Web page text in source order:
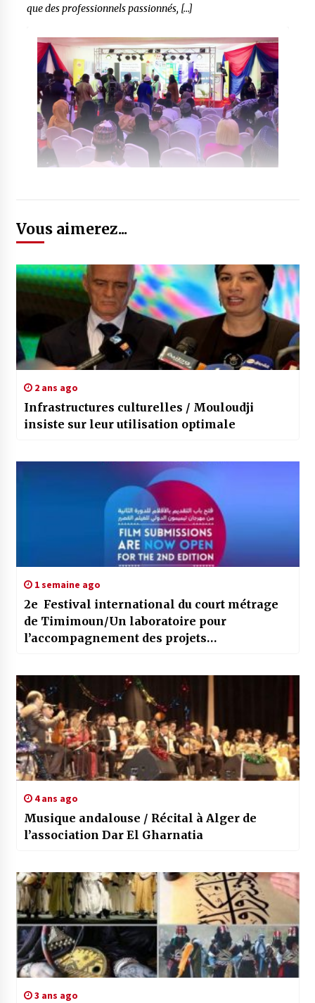
que des professionnels passionnés, […]
Vous aimerez...
2 ans ago
Infrastructures culturelles / Mouloudji
insiste sur leur utilisation optimale
1 semaine ago
2e Festival international du court métrage
de Timimoun/Un laboratoire pour
l’accompagnement des projets
4 ans ago
Musique andalouse / Récital à Alger de
l’association Dar El Gharnatia
3 ans ago